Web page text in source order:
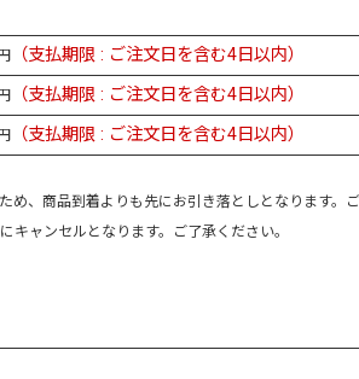
（支払期限 : ご注文日を含む4日以内）
（支払期限 : ご注文日を含む4日以内）
（支払期限 : ご注文日を含む4日以内）
、商品到着よりも先にお引き落としとなります。ご
ャンセルとなります。ご了承ください。